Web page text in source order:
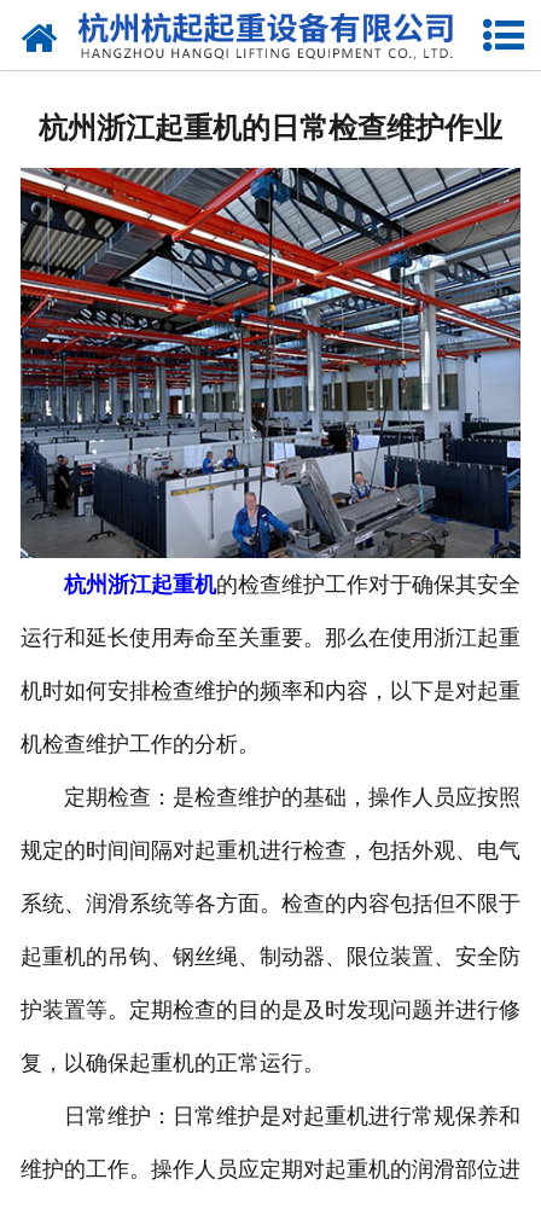
网站首页
新闻资讯
合作伙伴
联系我们
杭州浙江起重机的日常检查维护作业
杭州浙江起重机的检查维护工作对于确保其安全
运行和延长使用寿命至关重要。那么在使用浙江起重
机时如何安排检查维护的频率和内容，以下是对起重
机检查维护工作的分析。
定期检查：是检查维护的基础，操作人员应按照
规定的时间间隔对起重机进行检查，包括外观、电气
系统、润滑系统等各方面。检查的内容包括但不限于
起重机的吊钩、钢丝绳、制动器、限位装置、安全防
护装置等。定期检查的目的是及时发现问题并进行修
复，以确保起重机的正常运行。
日常维护：日常维护是对起重机进行常规保养和
维护的工作。操作人员应定期对起重机的润滑部位进